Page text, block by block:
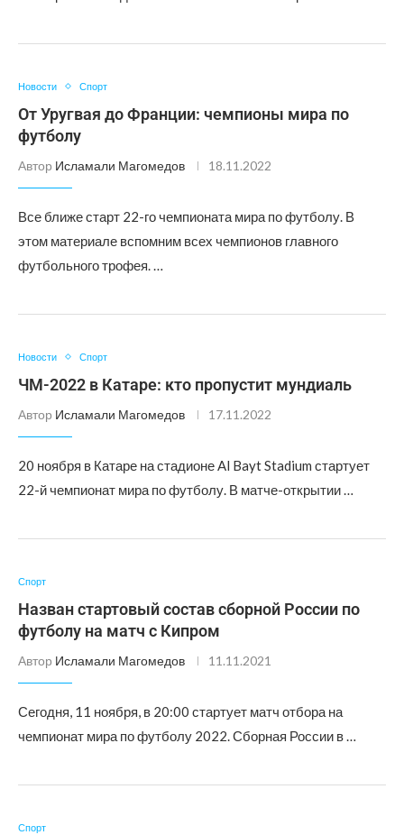
Новости Спорт
От Уругвая до Франции: чемпионы мира по
футболу
Автор Исламали Магомедов 18.11.2022
Все ближе старт 22-го чемпионата мира по футболу. В
этом материале вспомним всех чемпионов главного
футбольного трофея. …
Новости Спорт
ЧМ-2022 в Катаре: кто пропустит мундиаль
Автор Исламали Магомедов 17.11.2022
20 ноября в Катаре на стадионе Al Bayt Stadium стартует
22-й чемпионат мира по футболу. В матче-открытии …
Спорт
Назван стартовый состав сборной России по
футболу на матч с Кипром
Автор Исламали Магомедов 11.11.2021
Сегодня, 11 ноября, в 20:00 стартует матч отбора на
чемпионат мира по футболу 2022. Сборная России в …
Спорт